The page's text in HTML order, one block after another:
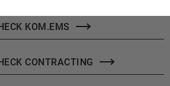
KOM.EMS
CONTRACTING